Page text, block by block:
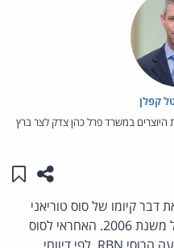
קפלן
היוצרים במשרד פרל כהן צדק לצר ברץ
שתפו
דבר קיומו של סוס טוריאני
מסוכן, הפועל ברשת האינטרנט החל משנת 2006. האחראי לסוס